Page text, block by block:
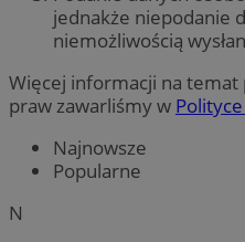
jednakże niepodanie
niemożliwością
Więcej informacji na temat
praw zawarliśmy w
Najnowsze
Popularne
N